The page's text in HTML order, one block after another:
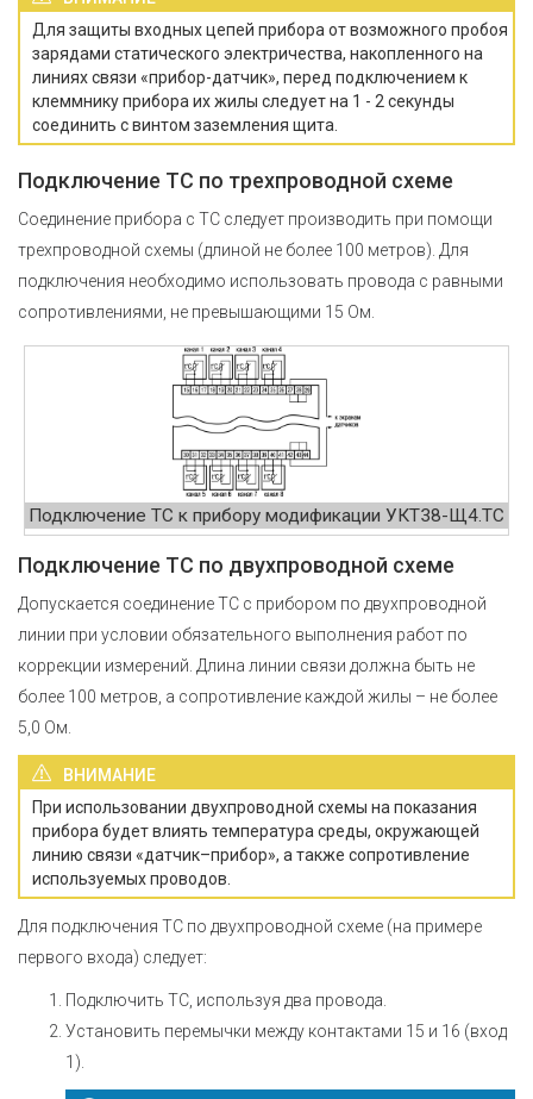
Для защиты входных цепей прибора от возможного пробоя
зарядами статического электричества, накопленного на
линиях связи «прибор-датчик», перед подключением к
клеммнику прибора их жилы следует на 1 - 2 секунды
соединить с винтом заземления щита.
Подключение ТС по трехпроводной схеме
Соединение прибора с ТС следует производить при помощи
трехпроводной схемы (длиной не более 100 метров). Для
подключения необходимо использовать провода с равными
сопротивлениями, не превышающими 15 Ом.
Подключение ТС к прибору модификации УКТ38-Щ4.ТС
Подключение ТС по двухпроводной схеме
Допускается соединение ТС с прибором по двухпроводной
линии при условии обязательного выполнения работ по
коррекции измерений. Длина линии связи должна быть не
более 100 метров, а сопротивление каждой жилы – не более
5,0 Ом.
ВНИМАНИЕ
При использовании двухпроводной схемы на показания
прибора будет влиять температура среды, окружающей
линию связи «датчик–прибор», а также сопротивление
используемых проводов.
Для подключения ТС по двухпроводной схеме (на примере
первого входа) следует:
Подключить ТС, используя два провода.
Установить перемычки между контактами 15 и 16 (вход
1).